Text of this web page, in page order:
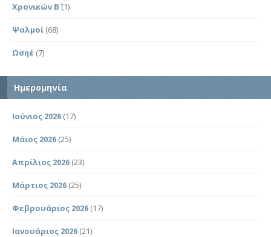
Χρονικών Β΄ (1)
Ψαλμοί (68)
Ωσηέ (7)
Ημερομηνία
Ιούνιος 2026 (17)
Μάιος 2026 (25)
Απρίλιος 2026 (23)
Μάρτιος 2026 (25)
Φεβρουάριος 2026 (17)
Ιανουάριος 2026 (21)